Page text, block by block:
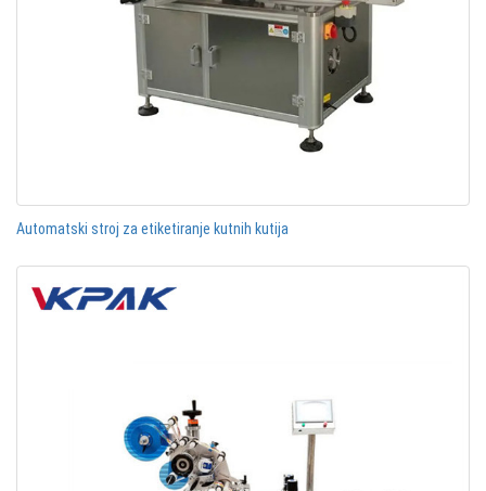
Automatski stroj za etiketiranje kutnih kutija